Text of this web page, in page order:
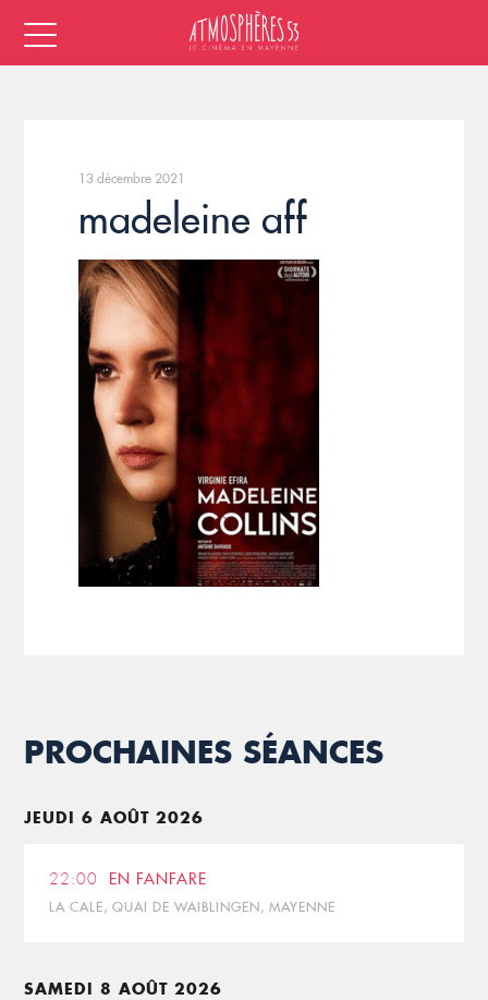
13 décembre 2021
madeleine aff
PROCHAINES SÉANCES
JEUDI 6 AOÛT 2026
22:00 EN FANFARE
LA CALE, QUAI DE WAIBLINGEN, MAYENNE
SAMEDI 8 AOÛT 2026